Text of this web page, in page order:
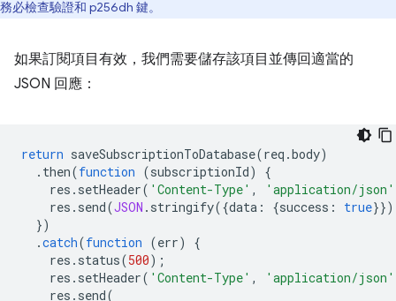
務必檢查驗證和 p256dh 鍵。
如果訂閱項目有效，我們需要儲存該項目並傳回適當的
JSON 回應：
return saveSubscriptionToDatabase(req .body)
. then(function (subscriptionId)
{
res . setHeader( 'Content-Type' , 'application/json'
res . send(JSON . stringify({data : {success : true
})
.catch(function (err)
{
res . status(500);
res . setHeader( 'Content-Type' , 'application/json'
res . send(